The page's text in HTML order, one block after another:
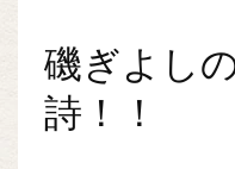
磯ぎよし
詩！！